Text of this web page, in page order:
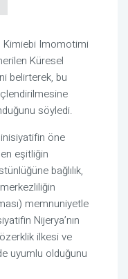
Kimiebi Imomotimi
Küresel
belirterek, bu
söyledi.
inisiyatifin öne
eşitliğin
bağlılık,
memnuniyetle
Nijerya’nın
ilkesi ve
uyumlu olduğunu